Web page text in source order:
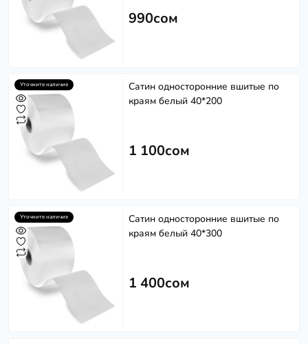
990сом
Уточните наличие
Сатин односторонние вшитые по
краям белый 40*200
1 100сом
Уточните наличие
Сатин односторонние вшитые по
краям белый 40*300
1 400сом